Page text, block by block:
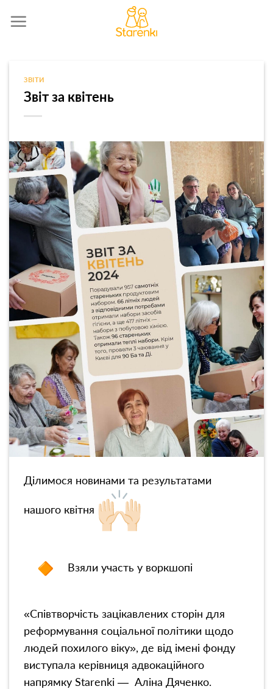
ЗВІТИ
Звіт за квітень
Ділимося новинами та результатами
нашого квітня
Взяли участь у воркшопі
«Співтворчість зацікавлених сторін для
реформування соціальної політики щодо
людей похилого віку», де від імені фонду
виступала керівниця адвокаційного
напрямку Starenki — Аліна Дяченко.